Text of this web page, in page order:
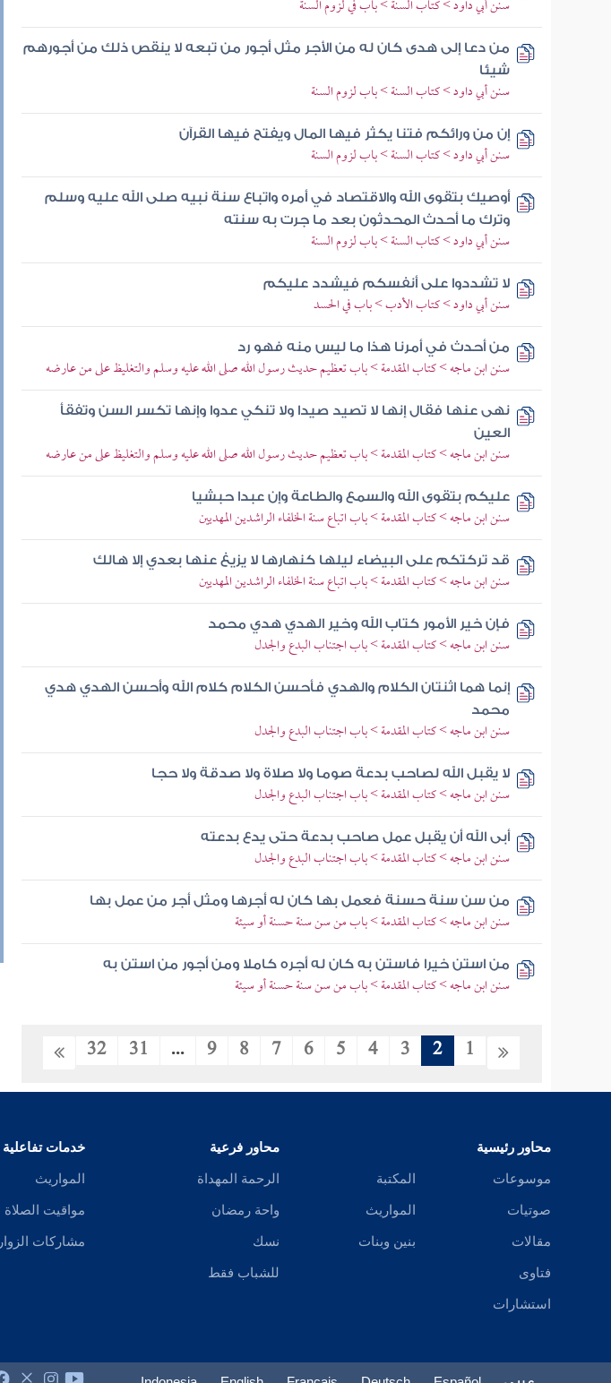
سنن أبي داود > كتاب السنة > باب في لزوم السنة
من دعا إلى هدى كان له من الأجر مثل أجور من تبعه لا ينقص ذلك من أجورهم
شيئا
سنن أبي داود > كتاب السنة > باب لزوم السنة
إن من ورائكم فتنا يكثر فيها المال ويفتح فيها القرآن
سنن أبي داود > كتاب السنة > باب لزوم السنة
أوصيك بتقوى الله والاقتصاد في أمره واتباع سنة نبيه صلى الله عليه وسلم
وترك ما أحدث المحدثون بعد ما جرت به سنته
سنن أبي داود > كتاب السنة > باب لزوم السنة
لا تشددوا على أنفسكم فيشدد عليكم
سنن أبي داود > كتاب الأدب > باب في الحسد
من أحدث في أمرنا هذا ما ليس منه فهو رد
سنن ابن ماجه > كتاب المقدمة > باب تعظيم حديث رسول الله صلى الله عليه وسلم والتغليظ على من عارضه
نهى عنها فقال إنها لا تصيد صيدا ولا تنكي عدوا وإنها تكسر السن وتفقأ
العين
سنن ابن ماجه > كتاب المقدمة > باب تعظيم حديث رسول الله صلى الله عليه وسلم والتغليظ على من عارضه
عليكم بتقوى الله والسمع والطاعة وإن عبدا حبشيا
سنن ابن ماجه > كتاب المقدمة > باب اتباع سنة الخلفاء الراشدين المهديين
قد تركتكم على البيضاء ليلها كنهارها لا يزيغ عنها بعدي إلا هالك
سنن ابن ماجه > كتاب المقدمة > باب اتباع سنة الخلفاء الراشدين المهديين
فإن خير الأمور كتاب الله وخير الهدي هدي محمد
سنن ابن ماجه > كتاب المقدمة > باب اجتناب البدع والجدل
إنما هما اثنتان الكلام والهدي فأحسن الكلام كلام الله وأحسن الهدي هدي
محمد
سنن ابن ماجه > كتاب المقدمة > باب اجتناب البدع والجدل
لا يقبل الله لصاحب بدعة صوما ولا صلاة ولا صدقة ولا حجا
سنن ابن ماجه > كتاب المقدمة > باب اجتناب البدع والجدل
أبى الله أن يقبل عمل صاحب بدعة حتى يدع بدعته
سنن ابن ماجه > كتاب المقدمة > باب اجتناب البدع والجدل
من سن سنة حسنة فعمل بها كان له أجرها ومثل أجر من عمل بها
سنن ابن ماجه > كتاب المقدمة > باب من سن سنة حسنة أو سيئة
من استن خيرا فاستن به كان له أجره كاملا ومن أجور من استن به
سنن ابن ماجه > كتاب المقدمة > باب من سن سنة حسنة أو سيئة
1
2
3
4
5
6
7
8
9
...
31
32
محاور رئيسية
موسوعات
صوتيات
مقالات
فتاوى
استشارات
المكتبة
المواريث
بنين وبنات
محاور فرعية
الرحمة المهداة
واحة رمضان
نسك
للشباب فقط
خدمات تفاعلية
المواريث
مواقيت الصلاة
مشاركات الزوار